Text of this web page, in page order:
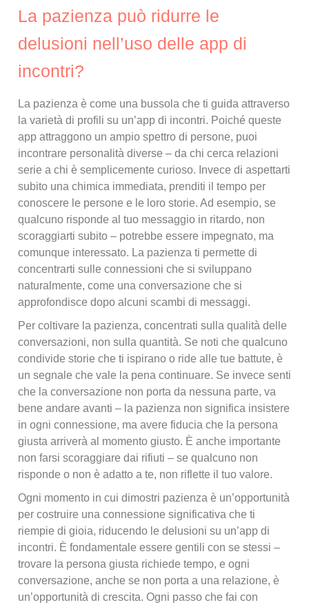
La pazienza può ridurre le
delusioni nell’uso delle app di
incontri?
La pazienza è come una bussola che ti guida attraverso
la varietà di profili su un’app di incontri. Poiché queste
app attraggono un ampio spettro di persone, puoi
incontrare personalità diverse – da chi cerca relazioni
serie a chi è semplicemente curioso. Invece di aspettarti
subito una chimica immediata, prenditi il tempo per
conoscere le persone e le loro storie. Ad esempio, se
qualcuno risponde al tuo messaggio in ritardo, non
scoraggiarti subito – potrebbe essere impegnato, ma
comunque interessato. La pazienza ti permette di
concentrarti sulle connessioni che si sviluppano
naturalmente, come una conversazione che si
approfondisce dopo alcuni scambi di messaggi.
Per coltivare la pazienza, concentrati sulla qualità delle
conversazioni, non sulla quantità. Se noti che qualcuno
condivide storie che ti ispirano o ride alle tue battute, è
un segnale che vale la pena continuare. Se invece senti
che la conversazione non porta da nessuna parte, va
bene andare avanti – la pazienza non significa insistere
in ogni connessione, ma avere fiducia che la persona
giusta arriverà al momento giusto. È anche importante
non farsi scoraggiare dai rifiuti – se qualcuno non
risponde o non è adatto a te, non riflette il tuo valore.
Ogni momento in cui dimostri pazienza è un’opportunità
per costruire una connessione significativa che ti
riempie di gioia, riducendo le delusioni su un’app di
incontri. È fondamentale essere gentili con se stessi –
trovare la persona giusta richiede tempo, e ogni
conversazione, anche se non porta a una relazione, è
un’opportunità di crescita. Ogni passo che fai con